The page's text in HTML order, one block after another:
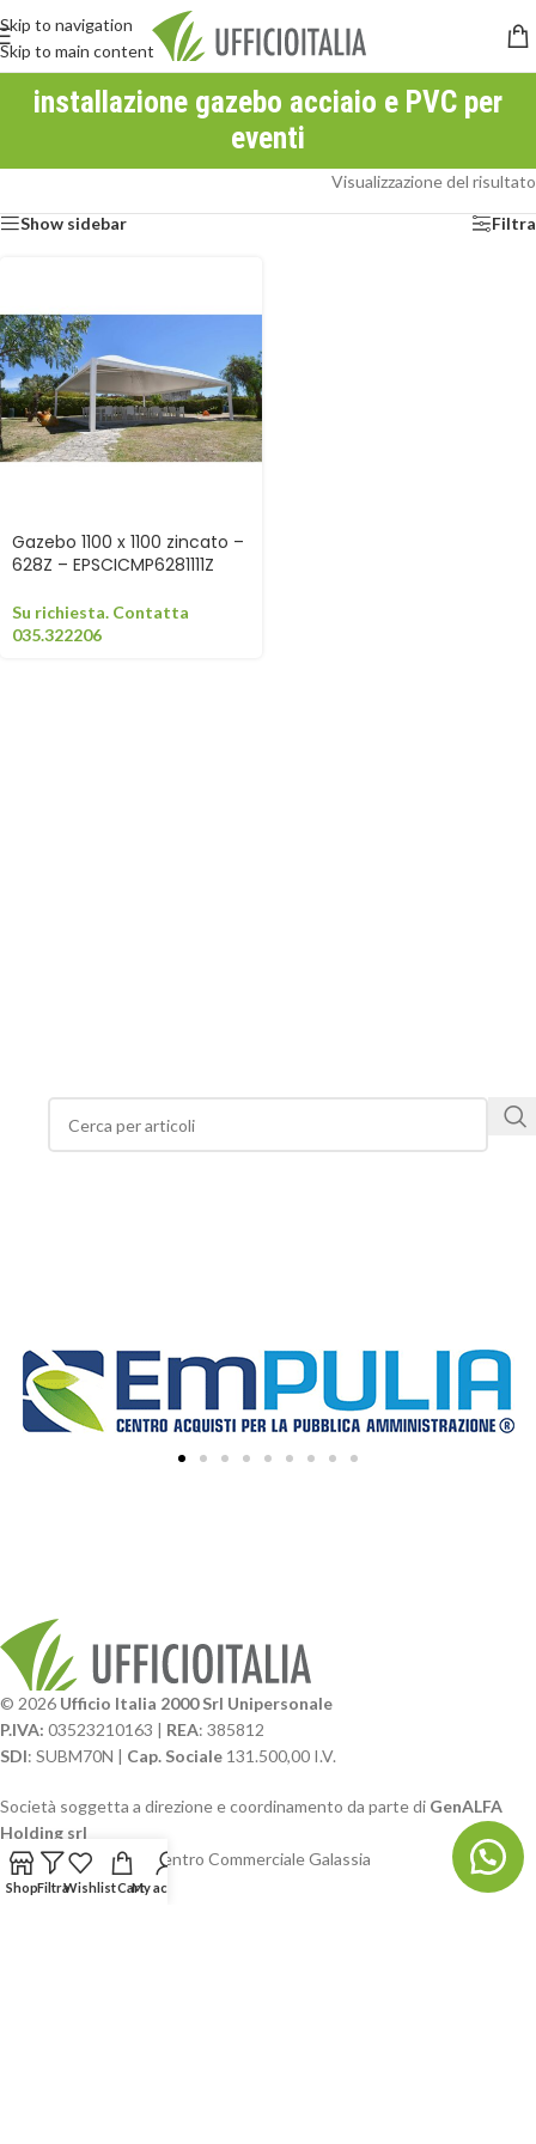
Skip to navigation
Skip to main content
installazione gazebo acciaio e PVC per
eventi
Visualizzazione del risultato
Show sidebar Filtra
Gazebo 1100 x 1100 zincato –
628Z – EPSCICMP6281111Z
Su richiesta. Contatta
035.322206
© 2026 Ufficio Italia 2000 Srl Unipersonale
P.IVA: 03523210163 | REA: 385812
SDI: SUBM70N | Cap. Sociale 131.500,00 I.V.
Società soggetta a direzione e coordinamento da parte di GenALFA
Holding srl
Via A. Ponti n. 4 – Centro Commerciale Galassia
24126 Bergamo
ShopFiltraWishlistCartMy account